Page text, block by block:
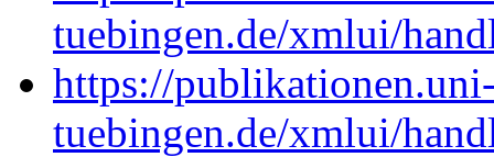
tuebingen.de/xmlui/
https://
tuebingen.de/xmlui/